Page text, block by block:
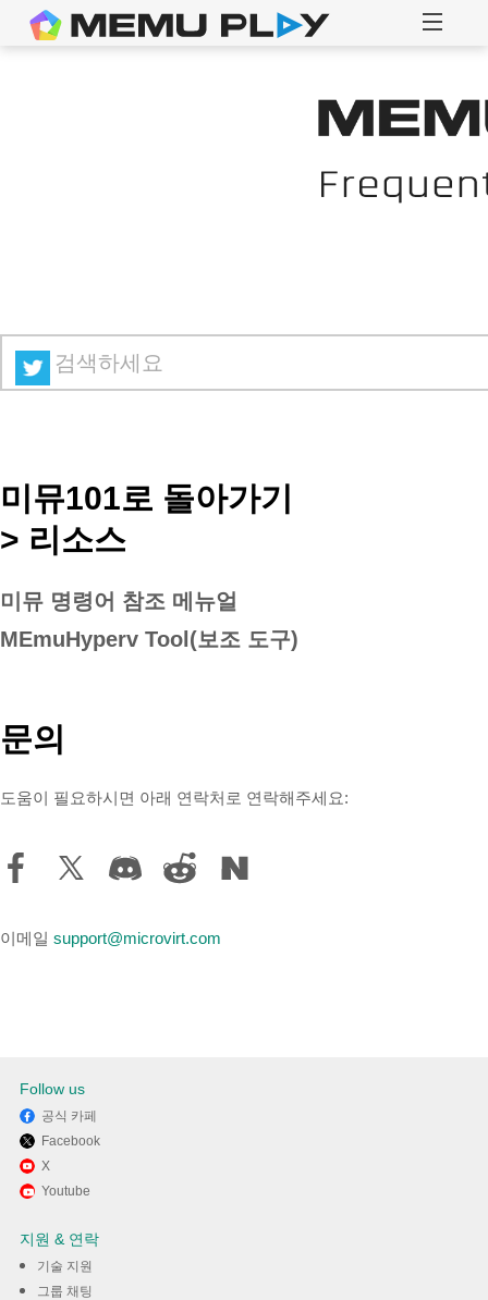
미뮤101로 돌아가기
> 리소스
미뮤 명령어 참조 메뉴얼
MEmuHyperv Tool(보조 도구)
문의
도움이 필요하시면 아래 연락처로 연락해주세요:
이메일 support@microvirt.com
Follow us
공식 카페
Facebook
X
Youtube
지원 & 연락
기술 지원
그룹 채팅